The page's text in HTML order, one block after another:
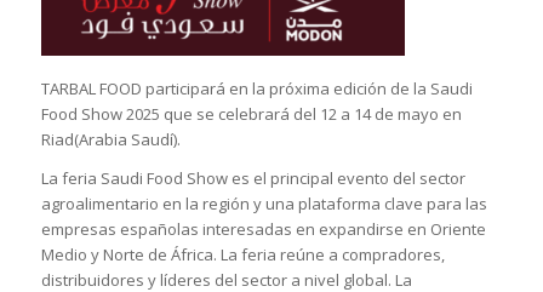
TARBAL FOOD participará en la próxima edición de la Saudi
Food Show 2025 que se celebrará del 12 a 14 de mayo en
Riad(Arabia Saudí).
La feria Saudi Food Show es el principal evento del sector
agroalimentario en la región y una plataforma clave para las
empresas españolas interesadas en expandirse en Oriente
Medio y Norte de África. La feria reúne a compradores,
distribuidores y líderes del sector a nivel global. La